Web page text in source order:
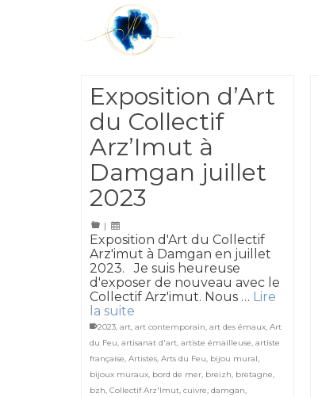
Exposition d’Art
du Collectif
Arz’Imut à
Damgan juillet
2023
|
Exposition d'Art du Collectif
Arz'imut à Damgan en juillet
2023. Je suis heureuse
d'exposer de nouveau avec le
Collectif Arz'imut. Nous … Lire
la suite
2023, art, art contemporain, art des émaux, Art
du Feu, artisanat d'art, artiste émailleuse, artiste
française, Artistes, Arts du Feu, bijou mural,
bijoux muraux, bord de mer, breizh, bretagne,
bzh, Collectif Arz'Imut, cuivre, damgan,